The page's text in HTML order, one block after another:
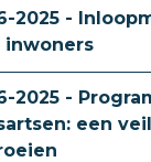
2025 -
inwoners
2025 -
een